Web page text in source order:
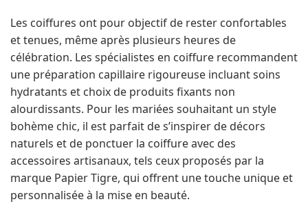
Les coiffures ont pour objectif de rester confortables
et tenues, même après plusieurs heures de
célébration. Les spécialistes en coiffure recommandent
une préparation capillaire rigoureuse incluant soins
hydratants et choix de produits fixants non
alourdissants. Pour les mariées souhaitant un style
bohème chic, il est parfait de s’inspirer de décors
naturels et de ponctuer la coiffure avec des
accessoires artisanaux, tels ceux proposés par la
marque Papier Tigre, qui offrent une touche unique et
personnalisée à la mise en beauté.